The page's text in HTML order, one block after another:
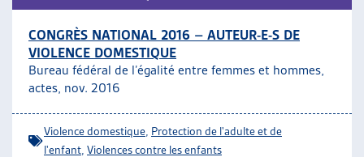
CONGRÈS NATIONAL 2016 – AUTEUR-E-S DE
VIOLENCE DOMESTIQUE
Bureau fédéral de l’égalité entre femmes et hommes,
actes, nov. 2016
Violence domestique Protection de l'adulte et de
l'enfant Violences contre les enfants